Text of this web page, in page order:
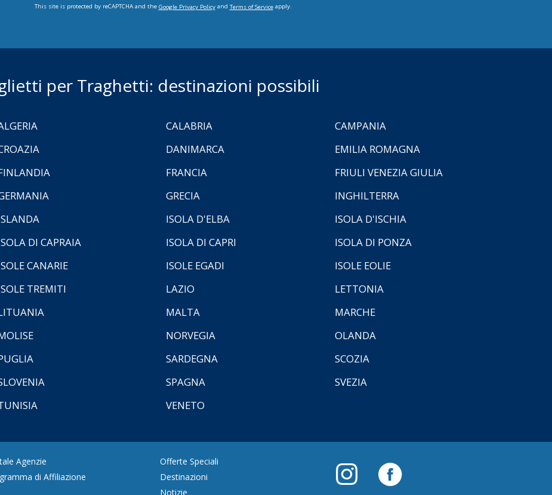
This site is protected by reCAPTCHA and the Google Privacy Policyand Terms of Serviceapply.
per Traghetti: destinazioni possibili
CALABRIA
CAMPANIA
DANIMARCA
EMILIA ROMAGNA
FRANCIA
FRIULI VENEZIA GIULIA
GRECIA
INGHILTERRA
ISOLA D'ELBA
ISOLA D'ISCHIA
DI CAPRAIA ISOLA DI CAPRI
ISOLA DI PONZA
CANARIE ISOLE EGADI
ISOLE EOLIE
TREMITI LAZIO
LETTONIA
MALTA
MARCHE
NORVEGIA
OLANDA
SARDEGNA
SCOZIA
SPAGNA
SVEZIA
VENETO
Agenzie
di Affiliazione
Offerte Speciali
Destinazioni
Notizie